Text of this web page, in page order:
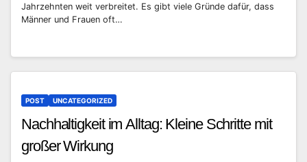
Jahrzehnten weit verbreitet. Es gibt viele Gründe dafür, dass
Männer und Frauen oft…
POST UNCATEGORIZED
Nachhaltigkeit im Alltag: Kleine Schritte mit
großer Wirkung